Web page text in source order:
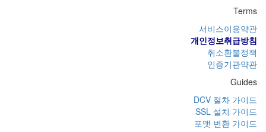
Terms
서비스이용약관
개인정보취급방침
취소환불정책
인증기관약관
Guides
DCV 절차 가이드
SSL 설치 가이드
포맷 변환 가이드